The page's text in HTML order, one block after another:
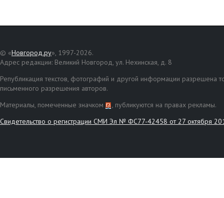
© «Новгород.ру», 1997-2026.
Адрес редакции: Великий Новгород, ул. Нехинская, д. 8
Републикация текстов, фотографий и другой информации разрешена
письменного разрешения авторов.
Материалы, помеченные значком
, публикуются на правах рекламы.
Свидетельство о регистрации СМИ Эл № ФС77-42458 от 27 октября